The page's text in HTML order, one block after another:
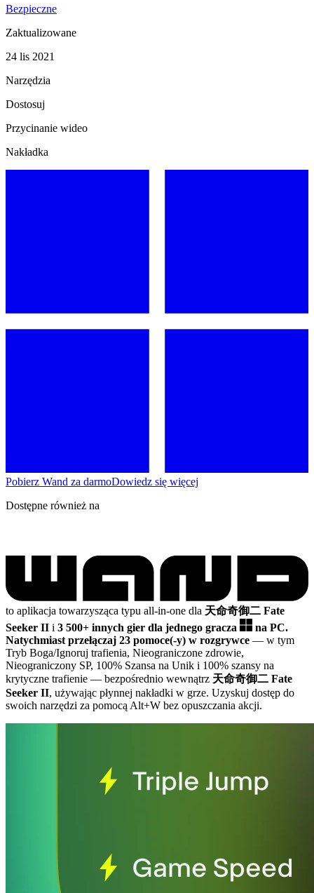
Bezpieczne
Zaktualizowane
24 lis 2021
Narzędzia
Dostosuj
Przycinanie wideo
Nakładka
Pobierz Wand za darmoDowiedz się więcej
Dostępne również na
to aplikacja towarzysząca typu all-in-one dla 天命奇御二 Fate
Seeker II i 3 500+ innych gier dla jednego gracza
na PC.
Natychmiast przełączaj 23 pomoce(-y) w rozgrywce — w tym
Tryb Boga/Ignoruj trafienia, Nieograniczone zdrowie,
Nieograniczony SP, 100% Szansa na Unik i 100% szansy na
krytyczne trafienie — bezpośrednio wewnątrz 天命奇御二 Fate
Seeker II, używając płynnej nakładki w grze. Uzyskuj dostęp do
swoich narzędzi za pomocą Alt+W bez opuszczania akcji.